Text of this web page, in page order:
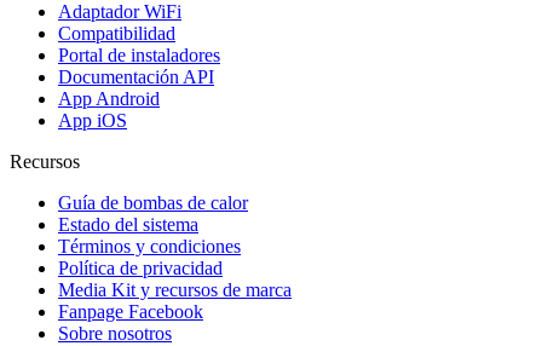
Adaptador WiFi
Compatibilidad
Portal de instaladores
Documentación API
App Android
App iOS
Recursos
Guía de bombas de calor
Estado del sistema
Términos y condiciones
Política de privacidad
Media Kit y recursos de marca
Fanpage Facebook
Sobre nosotros